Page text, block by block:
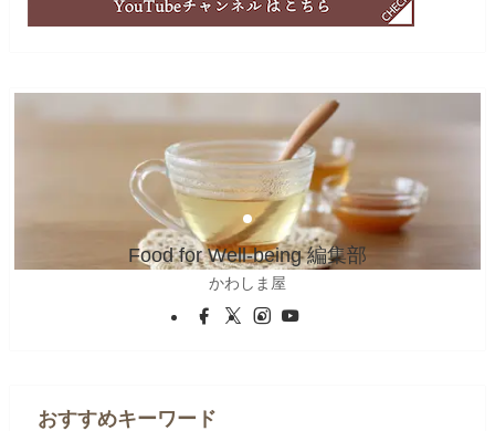
Food for Well-being 編集部
かわしま屋
おすすめキーワード